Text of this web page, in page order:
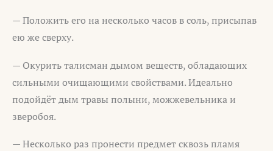
— Положить его на несколько часов в соль, присыпав
ею же сверху.
— Окурить талисман дымом веществ, обладающих
сильными очищающими свойствами. Идеально
подойдёт дым травы полыни, можжевельника и
зверобоя.
— Несколько раз пронести предмет сквозь пламя